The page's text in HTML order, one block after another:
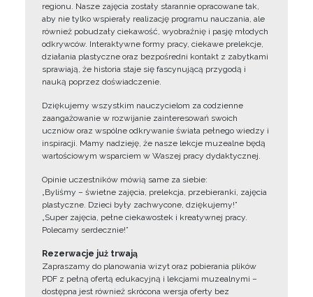
regionu. Nasze zajęcia zostały starannie opracowane tak,
aby nie tylko wspierały realizację programu nauczania, ale
również pobudzały ciekawość, wyobraźnię i pasję młodych
odkrywców. Interaktywne formy pracy, ciekawe prelekcje,
działania plastyczne oraz bezpośredni kontakt z zabytkami
sprawiają, że historia staje się fascynującą przygodą i
nauką poprzez doświadczenie.
Dziękujemy wszystkim nauczycielom za codzienne
zaangażowanie w rozwijanie zainteresowań swoich
uczniów oraz wspólne odkrywanie świata pełnego wiedzy i
inspiracji. Mamy nadzieję, że nasze lekcje muzealne będą
wartościowym wsparciem w Waszej pracy dydaktycznej.
Opinie uczestników mówią same za siebie:
„Byliśmy – świetne zajęcia, prelekcja, przebieranki, zajęcia
plastyczne. Dzieci były zachwycone, dziękujemy!”
„Super zajęcia, pełne ciekawostek i kreatywnej pracy.
Polecamy serdecznie!”
Rezerwacje już trwają
Zapraszamy do planowania wizyt oraz pobierania plików
PDF z pełną ofertą edukacyjną i lekcjami muzealnymi –
dostępna jest również skrócona wersja oferty bez